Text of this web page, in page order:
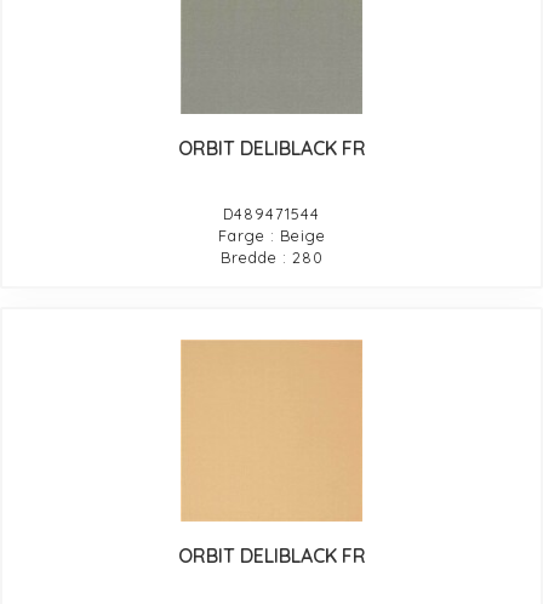
ORBIT DELIBLACK FR
D489471544
Farge : Beige
Bredde : 280
ORBIT DELIBLACK FR